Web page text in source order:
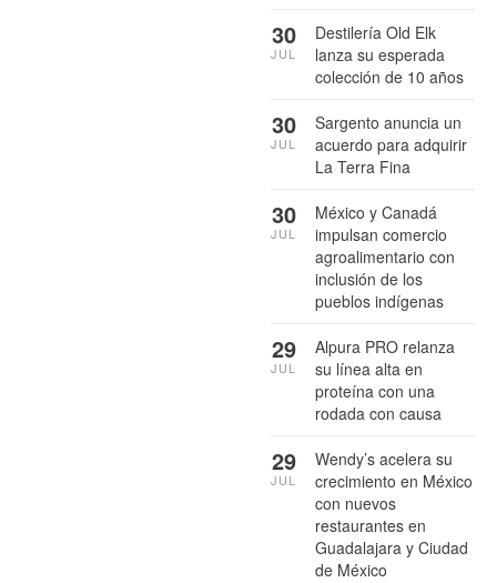
Destilería Old Elk
lanza su esperada
colección de 10 años
30
JUL
Sargento anuncia un
acuerdo para adquirir
La Terra Fina
30
JUL
México y Canadá
impulsan comercio
agroalimentario con
inclusión de los
pueblos indígenas
30
JUL
Alpura PRO relanza
su línea alta en
proteína con una
rodada con causa
29
JUL
Wendy’s acelera su
crecimiento en México
con nuevos
restaurantes en
Guadalajara y Ciudad
de México
29
JUL